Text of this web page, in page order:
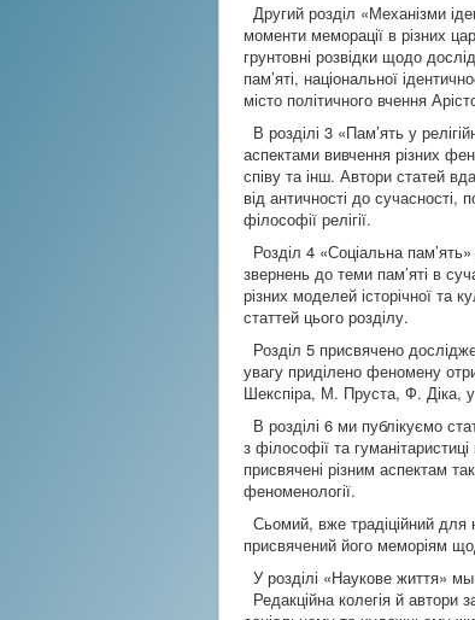
Другий розділ «Механізми
моменти меморації в різних
грунтовні розвідки щодо
пам’яті, національної
місто політичного вчення
В розділі 3 «Пам’ять у
аспектами вивчення різних
співу та інш. Автори статей
від античності до сучасності,
філософії релігії.
Розділ 4 «Соціальна
звернень до теми пам’яті в
різних моделей історічної та
статтей цього розділу.
Розділ 5 присвячено
увагу приділено феномену
Шекспіра, М. Пруста, Ф. Діка,
В розділі 6 ми публікуємо
з філософії та
присвячені різним аспектам
феноменології.
Сьомий, вже традіційний для
присвячений його меморіям
У розділі «Наукове життя» мы
Редакційна колегія й автори